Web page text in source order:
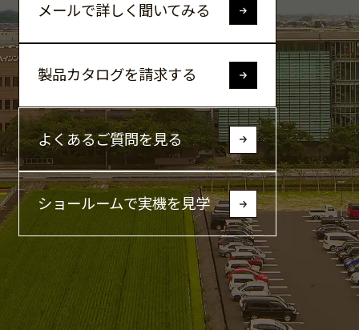
メールで詳しく聞いてみる
製品カタログを請求する
よくあるご質問を見る
ショールームで実機を見学